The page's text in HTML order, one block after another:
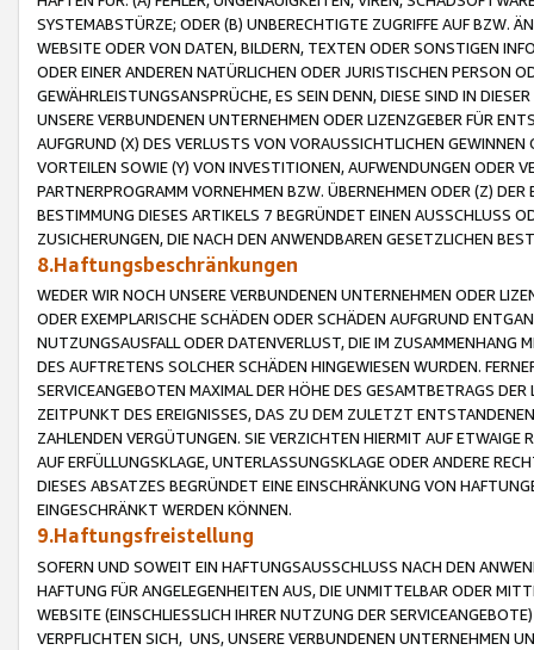
SYSTEMABSTÜRZE; ODER (B) UNBERECHTIGTE ZUGRIFFE AUF BZW.
WEBSITE ODER VON DATEN, BILDERN, TEXTEN ODER SONSTIGEN
ODER EINER ANDEREN NATÜRLICHEN ODER JURISTISCHEN PERSON
GEWÄHRLEISTUNGSANSPRÜCHE, ES SEIN DENN, DIESE SIND IN
UNSERE VERBUNDENEN UNTERNEHMEN ODER LIZENZGEBER FÜR
AUFGRUND (X) DES VERLUSTS VON VORAUSSICHTLICHEN
VORTEILEN SOWIE (Y) VON INVESTITIONEN, AUFWENDUNGEN ODER
PARTNERPROGRAMM VORNEHMEN BZW. ÜBERNEHMEN ODER (Z)
BESTIMMUNG DIESES ARTIKELS 7 BEGRÜNDET EINEN AUSSCHLUSS
ZUSICHERUNGEN, DIE NACH DEN ANWENDBAREN GESETZLICHEN
8.Haftungsbeschränkungen
WEDER WIR NOCH UNSERE VERBUNDENEN UNTERNEHMEN ODER
ODER EXEMPLARISCHE SCHÄDEN ODER SCHÄDEN AUFGRUND
NUTZUNGSAUSFALL ODER DATENVERLUST, DIE IM ZUSAMMENHANG
DES AUFTRETENS SOLCHER SCHÄDEN HINGEWIESEN WURDEN.
SERVICEANGEBOTEN MAXIMAL DER HÖHE DES GESAMTBETRAGS
ZEITPUNKT DES EREIGNISSES, DAS ZU DEM ZULETZT
ZAHLENDEN VERGÜTUNGEN. SIE VERZICHTEN HIERMIT AUF
AUF ERFÜLLUNGSKLAGE, UNTERLASSUNGSKLAGE ODER ANDERE
DIESES ABSATZES BEGRÜNDET EINE EINSCHRÄNKUNG VON
EINGESCHRÄNKT WERDEN KÖNNEN.
9.Haftungsfreistellung
SOFERN UND SOWEIT EIN HAFTUNGSAUSSCHLUSS NACH DEN
HAFTUNG FÜR ANGELEGENHEITEN AUS, DIE UNMITTELBAR ODER
WEBSITE (EINSCHLIESSLICH IHRER NUTZUNG DER
VERPFLICHTEN SICH, UNS, UNSERE VERBUNDENEN UNTERNEHMEN